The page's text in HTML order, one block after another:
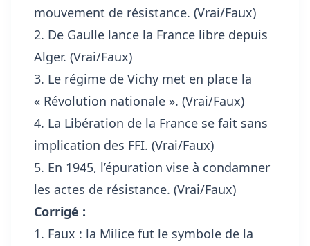
mouvement de résistance. (Vrai/Faux)
2. De Gaulle lance la France libre depuis
Alger. (Vrai/Faux)
3. Le régime de Vichy met en place la
« Révolution nationale ». (Vrai/Faux)
4. La Libération de la France se fait sans
implication des FFI. (Vrai/Faux)
5. En 1945, l’épuration vise à condamner
les actes de résistance. (Vrai/Faux)
Corrigé :
1. Faux : la Milice fut le symbole de la